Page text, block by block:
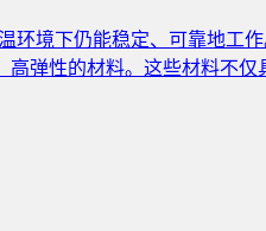
境下仍能稳定、可靠地工
高弹性的材料。这些材料不